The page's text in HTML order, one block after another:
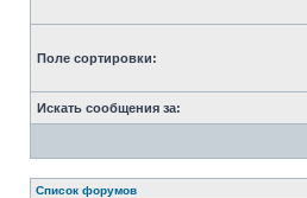
Поле сортировки:
Искать сообщения за:
Список форумов